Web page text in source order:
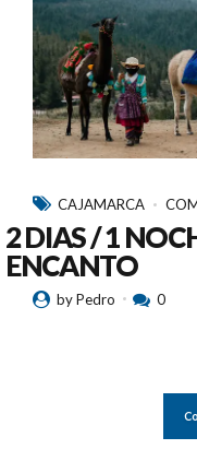
CAJAMARCA
2 DIAS / 1
ENCANTO
by Pedro 0